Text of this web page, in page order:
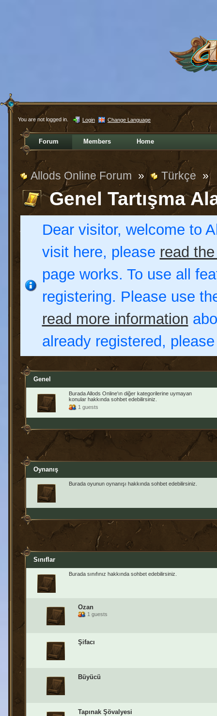
You are not logged in. Login Change Language
Forum Members Home
Allods Online Forum » Türkçe »
Genel Tartışma
Dear visitor, welcome to
visit here, please read
page works. To use all
registering. Please use
read more information
already registered,
Genel
Burada Allods Online'ın diğer kategorilerine uymayan
konular hakkında sohbet edebilirsiniz.
1 guests
Oynanış
Burada oyunun oynanışı hakkında sohbet edebilirsiniz.
Sınıflar
Burada sınıfınız hakkında sohbet edebilirsiniz.
Ozan
1 guests
Şifacı
Büyücü
Tapınak Şövalyesi